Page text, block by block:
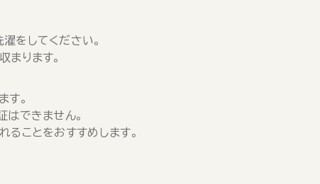
をしてください。
ります。
す。
できません。
ことをおすすめします。